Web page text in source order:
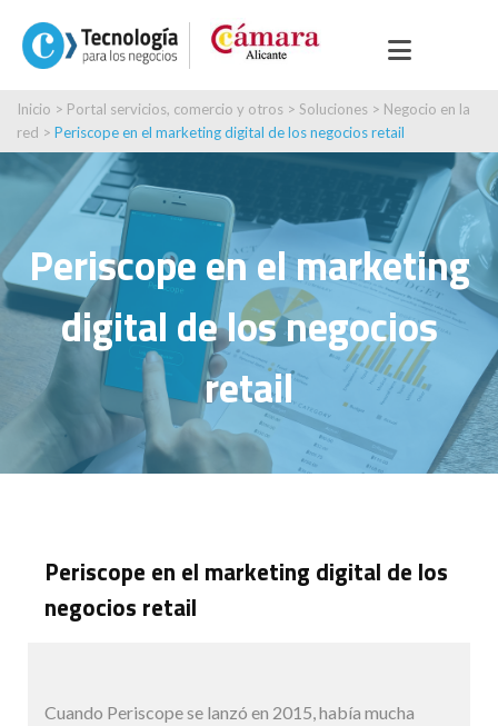
Inicio > Portal servicios, comercio y otros > Soluciones > Negocio en la
red > Periscope en el marketing digital de los negocios retail
Periscope en el marketing
digital de los negocios
retail
Periscope en el marketing digital de los
negocios retail
Cuando Periscope se lanzó en 2015, había mucha